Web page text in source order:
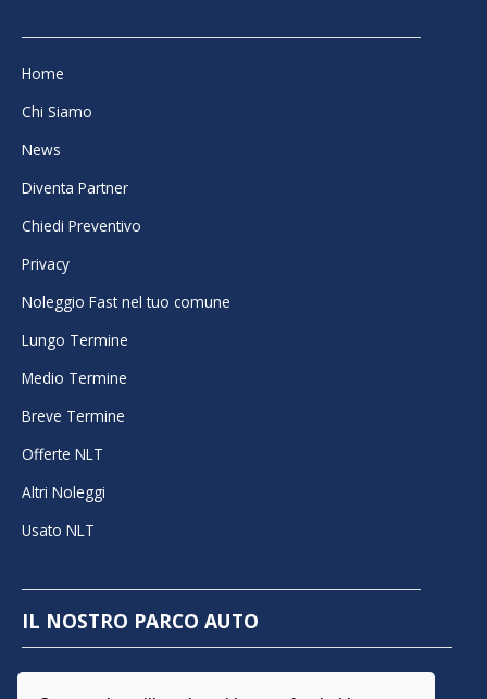
Home
Chi Siamo
News
Diventa Partner
Chiedi Preventivo
Privacy
Noleggio Fast nel tuo comune
Lungo Termine
Medio Termine
Breve Termine
Offerte NLT
Altri Noleggi
Usato NLT
IL NOSTRO PARCO AUTO